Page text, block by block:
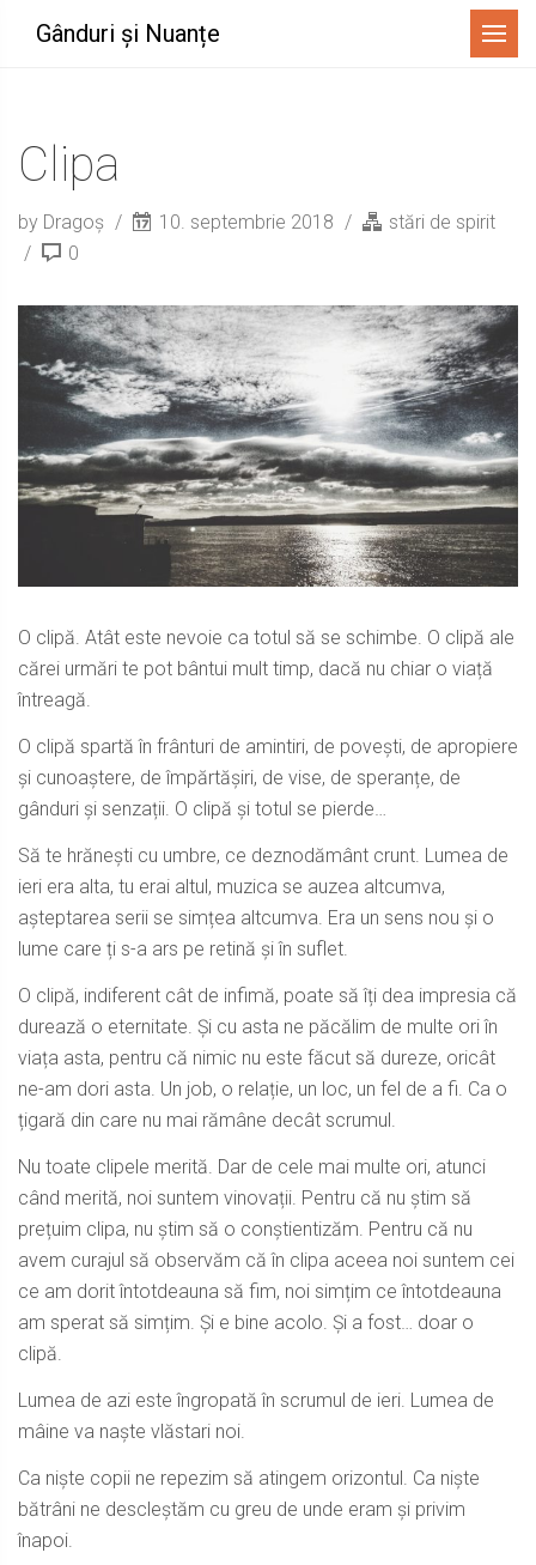
Gânduri și Nuanțe Menu
Clipa
by Dragoș 10. septembrie 2018
stări de spirit
0
O clipă. Atât este nevoie ca totul să se schimbe. O clipă ale
cărei urmări te pot bântui mult timp, dacă nu chiar o viață
întreagă.
O clipă spartă în frânturi de amintiri, de povești, de apropiere
și cunoaștere, de împărtășiri, de vise, de speranțe, de
gânduri și senzații. O clipă și totul se pierde…
Să te hrănești cu umbre, ce deznodământ crunt. Lumea de
ieri era alta, tu erai altul, muzica se auzea altcumva,
așteptarea serii se simțea altcumva. Era un sens nou și o
lume care ți s-a ars pe retină și în suflet.
O clipă, indiferent cât de infimă, poate să îți dea impresia că
durează o eternitate. Și cu asta ne păcălim de multe ori în
viața asta, pentru că nimic nu este făcut să dureze, oricât
ne-am dori asta. Un job, o relație, un loc, un fel de a fi. Ca o
țigară din care nu mai rămâne decât scrumul.
Nu toate clipele merită. Dar de cele mai multe ori, atunci
când merită, noi suntem vinovații. Pentru că nu știm să
prețuim clipa, nu știm să o conștientizăm. Pentru că nu
avem curajul să observăm că în clipa aceea noi suntem cei
ce am dorit întotdeauna să fim, noi simțim ce întotdeauna
am sperat să simțim. Și e bine acolo. Și a fost… doar o
clipă.
Lumea de azi este îngropată în scrumul de ieri. Lumea de
mâine va naște vlăstari noi.
Ca niște copii ne repezim să atingem orizontul. Ca niște
bătrâni ne descleștăm cu greu de unde eram și privim
înapoi.